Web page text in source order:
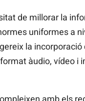
de millorar la
uniformes a
la incorporació
àudio, vídeo i
amb els